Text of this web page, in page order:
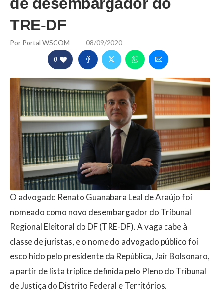
TRE-DF
Por Portal WSCOM 08/09/2020
0
O advogado Renato Guanabara Leal de Araújo foi
nomeado como novo desembargador do Tribunal
Regional Eleitoral do DF (TRE-DF). A vaga cabe à
classe de juristas, e o nome do advogado público foi
escolhido pelo presidente da República, Jair Bolsonaro,
a partir de lista tríplice definida pelo Pleno do Tribunal
de Justiça do Distrito Federal e Territórios.